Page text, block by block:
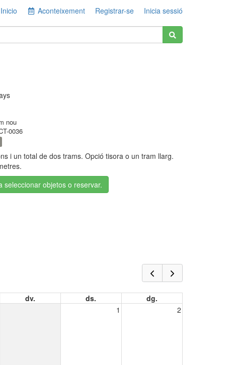
Inicio Aconteixement Registrar-se Inicia sessió
nou
0036
i un total de dos trams. Opció tisora o un tram llarg.
seleccionar objetos o reservar.
dv. ds.
dg.
1
2